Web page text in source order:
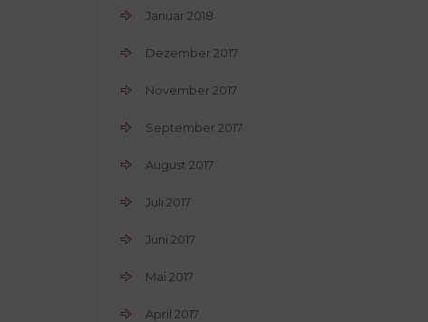
Januar 2018
Dezember 2017
November 2017
September 2017
August 2017
Juli 2017
Juni 2017
Mai 2017
April 2017